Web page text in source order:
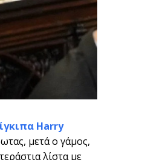
Harry
μετά ο γάμος,
λίστα με